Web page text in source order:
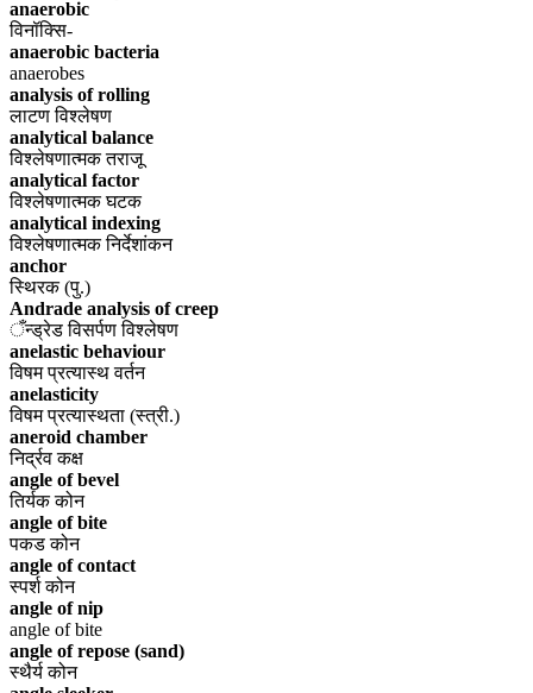
anaerobic
विनॉक्सि-
anaerobic bacteria
anaerobes
analysis of rolling
लाटण विश्लेषण
analytical balance
विश्लेषणात्मक तराजू
analytical factor
विश्लेषणात्मक घटक
analytical indexing
विश्लेषणात्मक निर्देशांकन
anchor
स्थिरक (पु.)
Andrade analysis of creep
ँन्ड्रेड विसर्पण विश्लेषण
anelastic behaviour
विषम प्रत्यास्थ वर्तन
anelasticity
विषम प्रत्यास्थता (स्त्री.)
aneroid chamber
निर्द्रव कक्ष
angle of bevel
तिर्यक कोन
angle of bite
पकड कोन
angle of contact
स्पर्श कोन
angle of nip
angle of bite
angle of repose (sand)
स्थैर्य कोन